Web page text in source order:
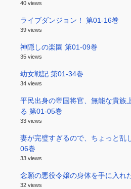
40 views
ライブダンジョン！ 第01-16巻
39 views
神隠しの楽園 第01-09巻
35 views
幼女戦記 第01-34巻
34 views
平民出身の帝国将官、無能な貴族
る 第01-05巻
33 views
妻が完璧すぎるので、ちょっと乱
06巻
33 views
念願の悪役令嬢の身体を手に入れ
32 views